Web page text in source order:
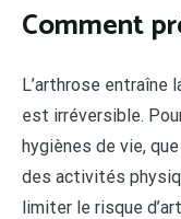
Comment
L’arthrose entraîne
est irréversible.
hygiènes de vie,
des activités
limiter le risque